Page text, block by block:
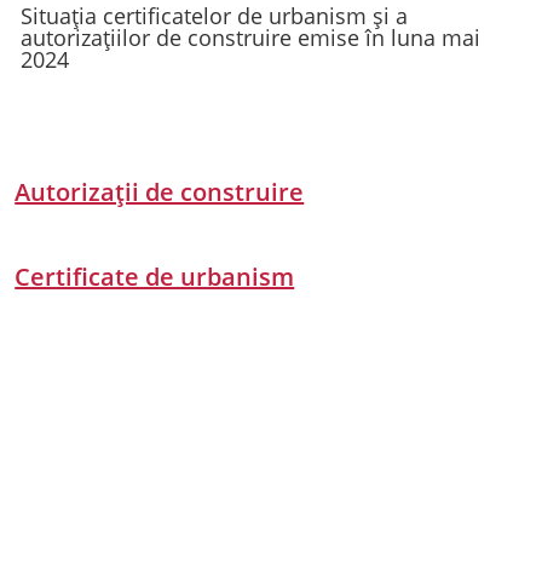
Situația certificatelor de urbanism și a
autorizațiilor de construire emise în luna mai
2024
Autorizații de construire
Certificate de urbanism